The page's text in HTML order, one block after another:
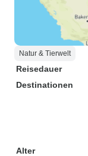
Natur & Tierwelt
Reisedauer
Destinationen
Alter